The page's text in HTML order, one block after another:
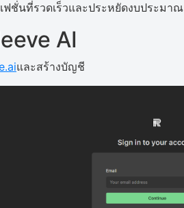
ฟชั่นที่รวดเร็วและประหยัดงบประมาณ
AI
และสร้างบัญชี